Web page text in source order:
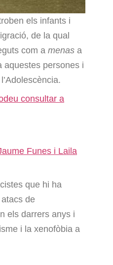
els infants i
de la qual
com a menas a
aquestes persones i
consultar a
Funes i Laila
que hi ha
de
els darrers anys i
i la xenofòbia a